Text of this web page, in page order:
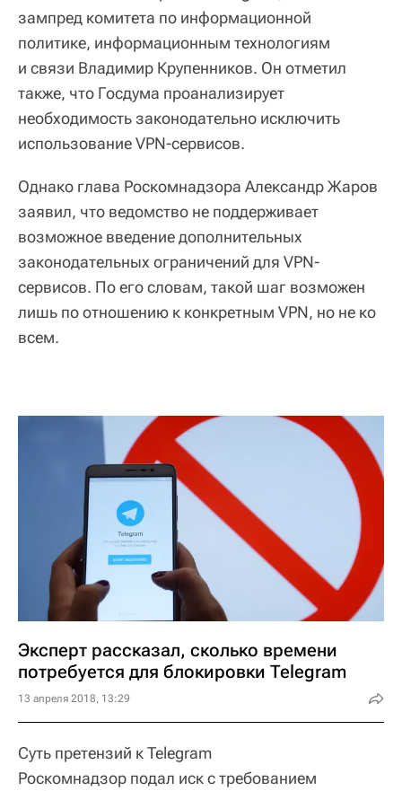
зампред комитета по информационной
политике, информационным технологиям
и связи Владимир Крупенников. Он отметил
также, что Госдума проанализирует
необходимость законодательно исключить
использование VPN-сервисов.
Однако глава Роскомнадзора Александр Жаров
заявил, что ведомство не поддерживает
возможное введение дополнительных
законодательных ограничений для VPN-
сервисов. По его словам, такой шаг возможен
лишь по отношению к конкретным VPN, но не ко
всем.
Эксперт рассказал, сколько времени
потребуется для блокировки Telegram
13 апреля 2018, 13:29
Суть претензий к Telegram
Роскомнадзор подал иск с требованием